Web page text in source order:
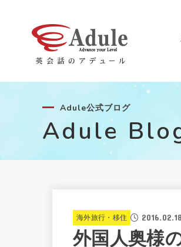
Adule公式ブログ
Adule
海外旅行・移住
外国人奥様